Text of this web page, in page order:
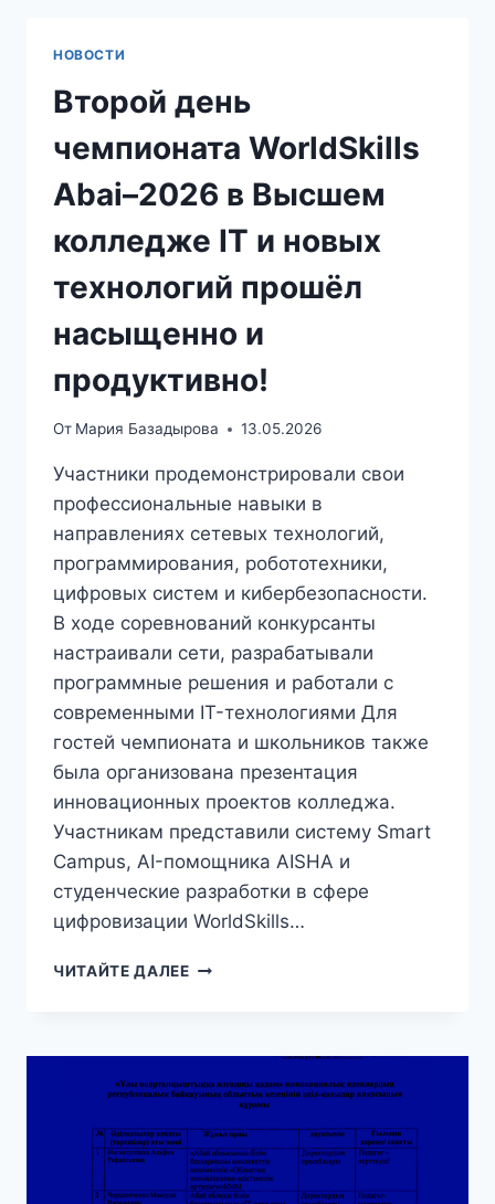
НОВОСТИ
Второй день
чемпионата WorldSkills
Abai–2026 в Высшем
колледже IT и новых
технологий прошёл
насыщенно и
продуктивно!
От Мария Базадырова 13.05.2026
Участники продемонстрировали свои
профессиональные навыки в
направлениях сетевых технологий,
программирования, робототехники,
цифровых систем и кибербезопасности.
В ходе соревнований конкурсанты
настраивали сети, разрабатывали
программные решения и работали с
современными IT-технологиями Для
гостей чемпионата и школьников также
была организована презентация
инновационных проектов колледжа.
Участникам представили систему Smart
Campus, AI-помощника AISHA и
студенческие разработки в сфере
цифровизации WorldSkills…
ЧИТАЙТЕ ДАЛЕЕ